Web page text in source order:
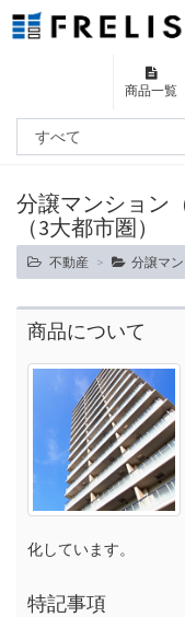
商品一覧
分譲マンション
（3大都市圏）
不動産 分譲マ
商品について
化しています。
特記事項